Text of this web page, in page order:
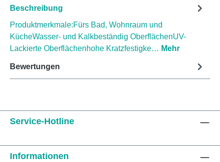
Beschreibung
Produktmerkmale:Fürs Bad, Wohnraum und
KücheWasser- und Kalkbeständig OberflächenUV-
Lackierte Oberflächenhohe Kratzfestigke… Mehr
Bewertungen
Service-Hotline
Informationen